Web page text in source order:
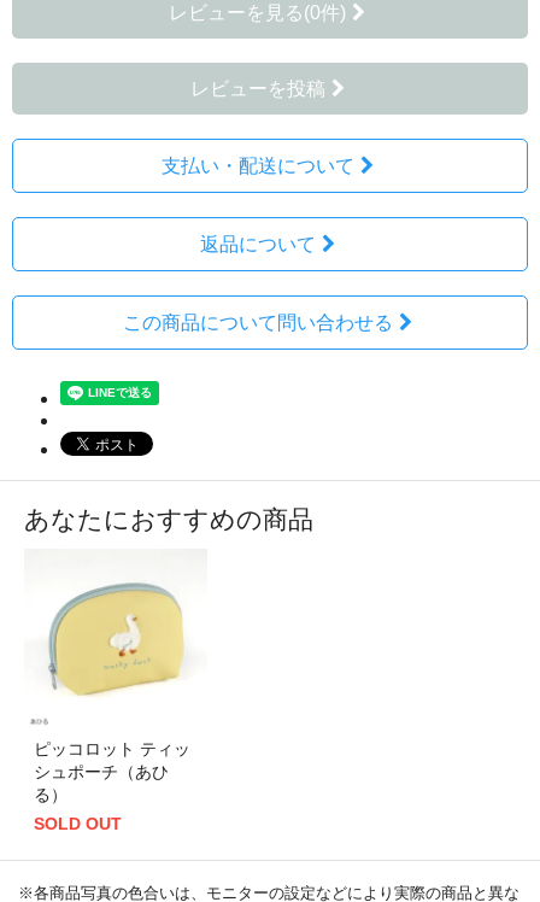
レビューを見る(0件)
レビューを投稿
支払い・配送について
返品について
この商品について問い合わせる
あなたにおすすめの商品
ピッコロット ティッ
シュポーチ（あひ
る）
SOLD OUT
※各商品写真の色合いは、モニターの設定などにより実際の商品と異な